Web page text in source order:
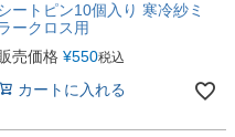
ートピン10個入り 寒冷紗ミ
ークロス用
売価格 ¥550税込
カートに入れる